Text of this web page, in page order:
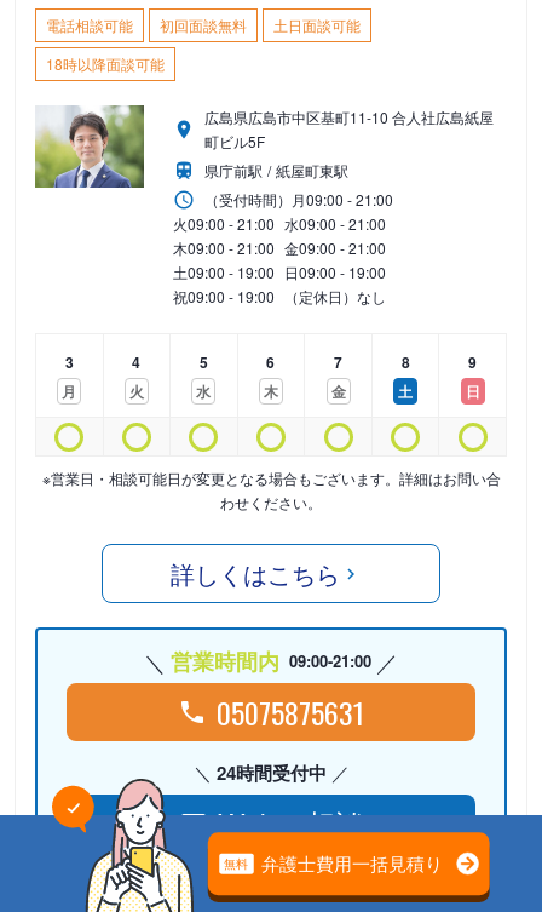
電話相談可能 初回面談無料
土日面談可能
18時以降面談可能
広島県広島市中区基町11-10 合人社広島紙屋
町ビル5F
県庁前駅
紙屋町東駅
（受付時間） 月09:00 - 21:00
火09:00 - 21:00 水09:00 - 21:00
木09:00 - 21:00 金09:00 - 21:00
土09:00 - 19:00 日09:00 - 19:00
祝09:00 - 19:00 （定休日）なし
3
月
4
火
5
水
6
木
7
金
8
土
9
日
※営業日・相談可能日が変更となる場合もございます。詳細はお問い合
わせください。
詳しくはこちら
営業時間内 09:00-21:00
05075875631
24時間受付中
Webで相談
検討リストに追加